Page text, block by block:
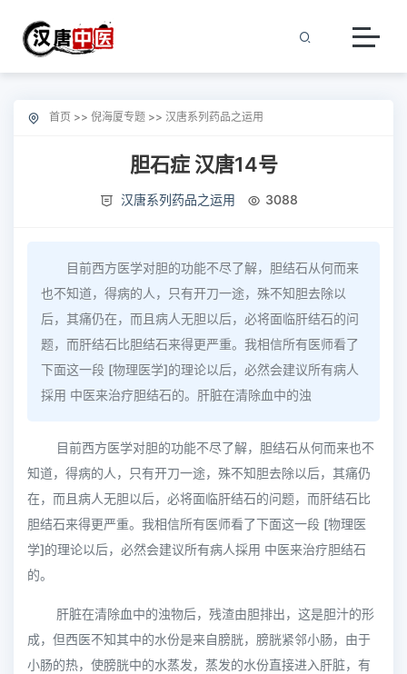
首页 >> 倪海厦专题 >> 汉唐系列药品之运用
胆石症 汉唐14号
汉唐系列药品之运用 3088
目前西方医学对胆的功能不尽了解，胆结石从何而来
也不知道，得病的人，只有开刀一途，殊不知胆去除以
后，其痛仍在，而且病人无胆以后，必将面临肝结石的问
题，而肝结石比胆结石来得更严重。我相信所有医师看了
下面这一段 [物理医学]的理论以后，必然会建议所有病人
採用 中医来治疗胆结石的。肝脏在清除血中的浊
目前西方医学对胆的功能不尽了解，胆结石从何而来也不
知道，得病的人，只有开刀一途，殊不知胆去除以后，其痛仍
在，而且病人无胆以后，必将面临肝结石的问题，而肝结石比
胆结石来得更严重。我相信所有医师看了下面这一段 [物理医
学]的理论以后，必然会建议所有病人採用 中医来治疗胆结石
的。
肝脏在清除血中的浊物后，残渣由胆排出，这是胆汁的形
成，但西医不知其中的水份是来自膀胱，膀胱紧邻小肠，由于
小肠的热，使膀胱中的水蒸发，蒸发的水份直接进入肝脏，有